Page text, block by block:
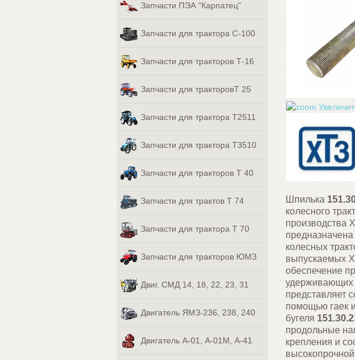
Шпилька
колесного
производства
колесных
выпускаемых
обеспечение
удерживающих
представляет
помощью гаек
бугеля
продольные
крепления и
Запчасти ПЭА "Карпатец"
Запчасти для трактора С-100
Запчасти для тракторов Т-16
Запчасти для тракторовТ 25
Запчасти для трактора Т2511
Запчасти для трактора Т3510
Запчасти для тракторов Т 40
Запчасти для трактов Т 74
Запчасти для трактора Т 70
Запчасти для тракторов ЮМЗ
Двиг. СМД 14, 18, 22, 23, 31
Двигатель ЯМЗ-236, 238, 240
Двигатель А-01, А-01М, А-41